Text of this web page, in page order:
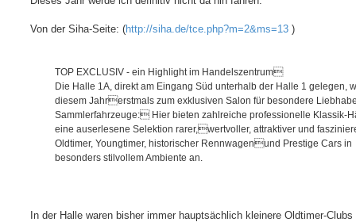
c
i
r
e
a
Von der Siha-Seite: (http://siha.de/tce.php?m=2&ms=13 )
TOP EXCLUSIV - ein Highlight im Handelszentrum
Die Halle 1A, direkt am Eingang Süd unterhalb der Halle 1 gelegen,
diesem Jahrerstmals zum exklusiven Salon für besondere
Sammlerfahrzeuge: Hier bieten zahlreiche professionelle Klassik-
eine auserlesene Selektion rarer,wertvoller, attraktiver und
Oldtimer, Youngtimer, historischer Rennwagenund Prestige Cars in
besonders stilvollem Ambiente an.
In der Halle waren bisher immer hauptsächlich kleinere Oldtimer-Clubs